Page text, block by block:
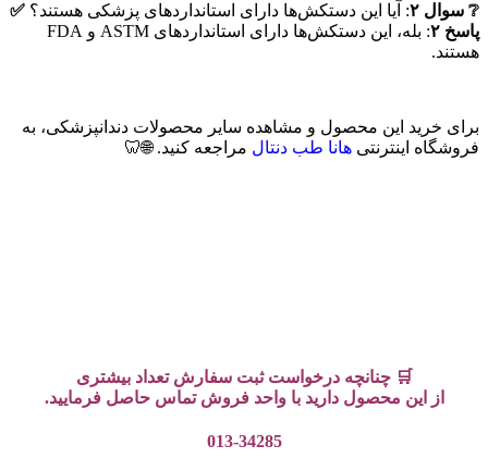
❔ سوال ۲ : آیا این دستکش‌ها دارای استانداردهای پزشکی هستند؟ ✅
پاسخ ۲
: بله، این دستکش‌ها دارای استانداردهای ASTM و FDA
هستند.
برای خرید این محصول و مشاهده سایر محصولات دندانپزشکی، به
فروشگاه اینترنتی هانا طب دنتال مراجعه کنید. 🌐🦷
🛒 چنانچه درخواست ثبت سفارش تعداد بیشتری
از این محصول دارید با واحد فروش تماس حاصل فرمایید.
013-34285